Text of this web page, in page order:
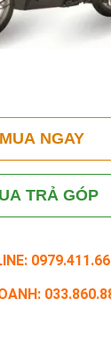
MUA NGAY
TRẢ GÓP